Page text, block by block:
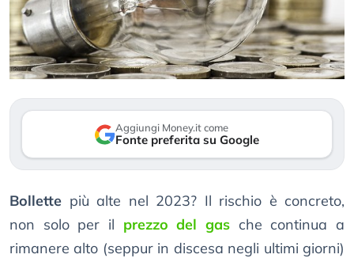
Aggiungi Money.it come
Fonte preferita su Google
Bollette più alte nel 2023? Il rischio è concreto,
non solo per il prezzo del gas che continua a
rimanere alto (seppur in discesa negli ultimi giorni)